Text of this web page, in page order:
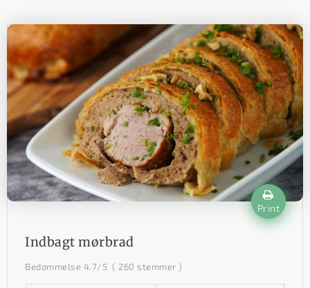
Print
Indbagt mørbrad
Bedømmelse 4.7/5 ( 260 stemmer )